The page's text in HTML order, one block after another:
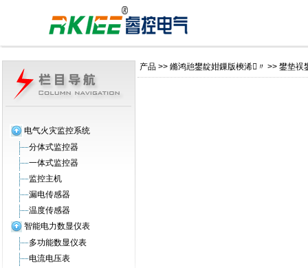
电气火灾监控系统
分体式监控器
一体式监控器
监控主机
漏电传感器
温度传感器
智能电力数显仪表
多功能数显仪表
电流电压表
产品 >> 鏅鸿兘鐢靛姏鏁版樉浠〃 >> 鐢垫祦